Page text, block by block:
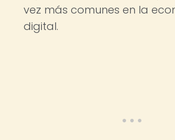
vez más comunes en la
digital.